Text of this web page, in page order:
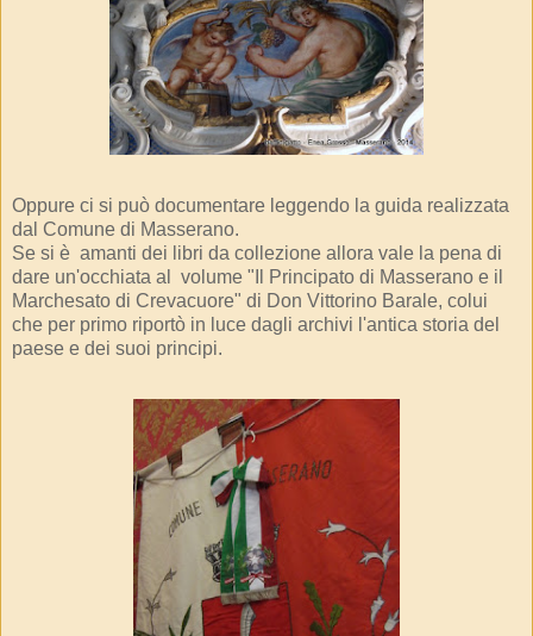
Oppure ci si può documentare leggendo la guida realizzata
dal Comune di Masserano.
Se si è amanti dei libri da collezione allora vale la pena di
dare un'occhiata al volume "Il Principato di Masserano e il
Marchesato di Crevacuore" di Don Vittorino Barale, colui
che per primo riportò in luce dagli archivi l'antica storia del
paese e dei suoi principi.